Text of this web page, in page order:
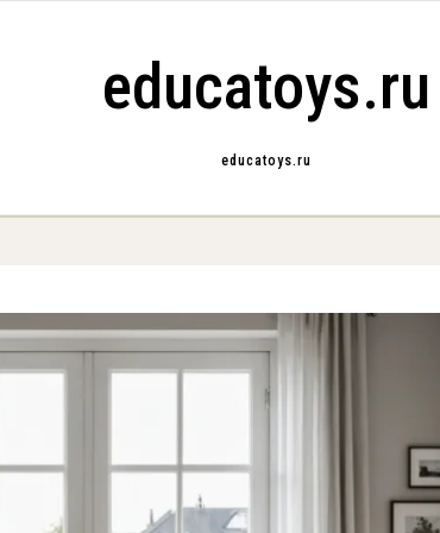
educatoys.ru
educatoys.ru